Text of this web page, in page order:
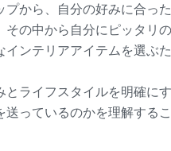
から、自分の好みに合っ
の中から自分にピッタリ
ンテリアアイテムを選ぶ
とライフスタイルを明確に
っているのかを理解する